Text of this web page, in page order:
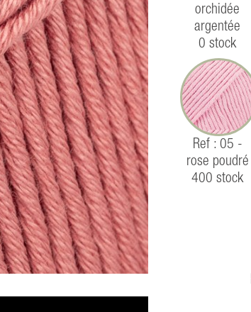
orchidée
argentée
0 stock
Ref : 05 -
rose poudré
400 stock